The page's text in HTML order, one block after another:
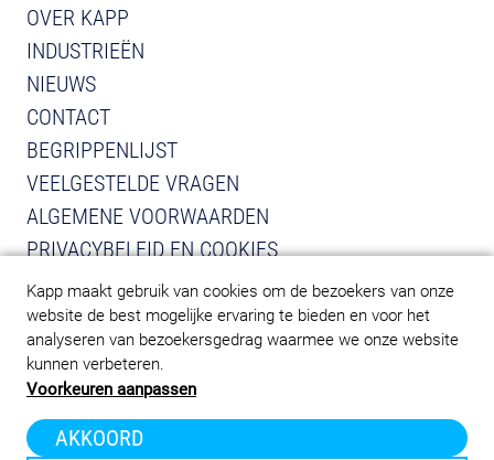
Kapp maakt gebruik van cookies om de bezoekers van onze
website de best mogelijke ervaring te bieden en voor het
analyseren van bezoekersgedrag waarmee we onze website
kunnen verbeteren.
Voorkeuren aanpassen
AKKOORD
OVER KAPP
INDUSTRIEËN
NIEUWS
CONTACT
BEGRIPPENLIJST
VEELGESTELDE VRAGEN
ALGEMENE VOORWAARDEN
PRIVACYBELEID EN COOKIES
BEKIJK INSTAGRAM VAN KAPP
BEKIJK LINKEDIN VAN KAPP